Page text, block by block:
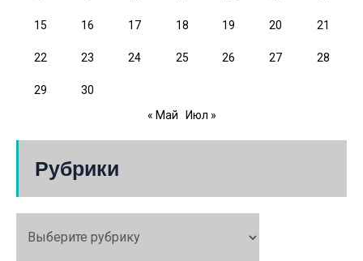
15 16 17 18 19 20 21
22 23 24 25 26 27 28
29
30
« Май
Июл »
Рубрики